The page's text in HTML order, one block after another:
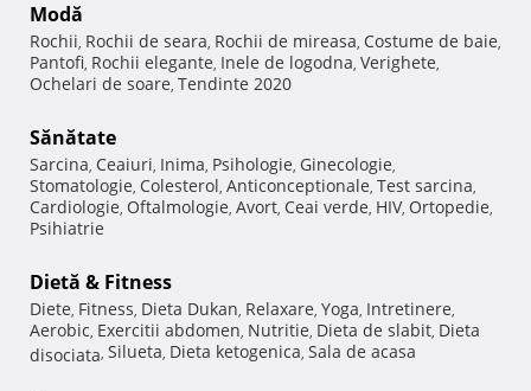
Modă
Rochii, Rochii de seara, Rochii de mireasa, Costume de baie,
Pantofi, Rochii elegante, Inele de logodna, Verighete,
Ochelari de soare, Tendinte 2020
Sănătate
Sarcina, Ceaiuri, Inima, Psihologie, Ginecologie,
Stomatologie, Colesterol, Anticonceptionale, Test sarcina,
Cardiologie, Oftalmologie, Avort, Ceai verde, HIV, Ortopedie,
Psihiatrie
Dietă & Fitness
Diete, Fitness, Dieta Dukan, Relaxare, Yoga, Intretinere,
Aerobic, Exercitii abdomen, Nutritie, Dieta de slabit, Dieta
disociata, Silueta, Dieta ketogenica, Sala de acasa